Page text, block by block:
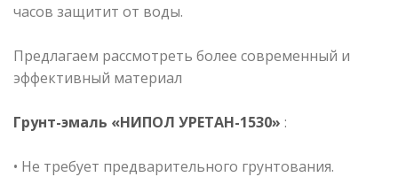
часов защитит от воды.
Предлагаем рассмотреть более современный и
эффективный материал
Грунт-эмаль «НИПОЛ УРЕТАН-1530» :
• Не требует предварительного грунтования.